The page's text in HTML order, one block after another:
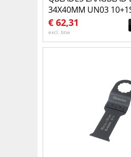
34X40MM UN03
€ 62,31
excl. btw